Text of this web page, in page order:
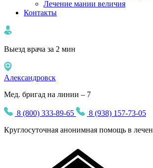
Лечение мании величия
Контакты
Выезд врача за 2 мин
Александровск
Мед. бригад на линии – 7
8 (800) 333-89-65
8 (938) 157-73-05
Круглосуточная анонимная помощь в